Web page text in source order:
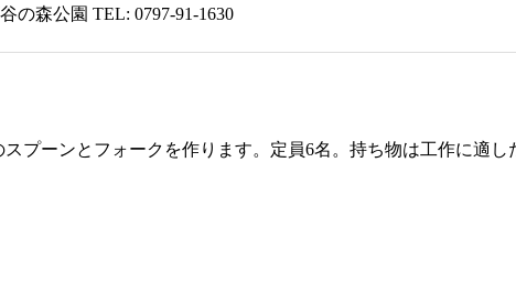
の森公園 TEL: 0797-91-1630
プーンとフォークを作ります。定員6名。持ち物は工作に適し